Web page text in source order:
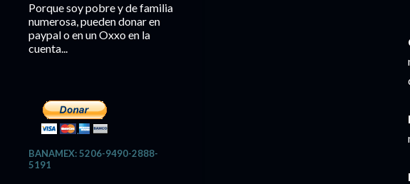
Porque soy pobre y de familia
numerosa, pueden donar en
paypal o en un Oxxo en la
cuenta...
BANAMEX: 5206-9490-2888-
5191